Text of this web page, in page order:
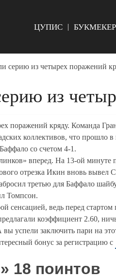
ЦУПИС
серию из четырех поражений
из
поражений кряду. Команда
коллективов, что прошло в
со счетом 4-1.
вперед. На 13-ой минуте
отрезка Икин вновь вывел
третью для Баффало
Томпсон.
сенсацией, ведь перед стартом
коэффициент 2.60,
успели заключить пари на
бонус за регистрацию с
18 поинтов